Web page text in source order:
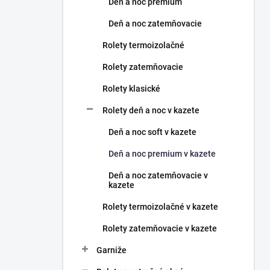
Deň a noc zatemňovacie
Rolety termoizolačné
Rolety zatemňovacie
Rolety klasické
Rolety deň a noc v kazete
Deň a noc soft v kazete
Deň a noc premium v kazete
Deň a noc zatemňovacie v
kazete
Rolety termoizolačné v kazete
Rolety zatemňovacie v kazete
Garniže